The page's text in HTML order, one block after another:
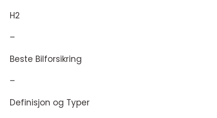
H2
–
Beste Bilforsikring
–
Definisjon og Typer